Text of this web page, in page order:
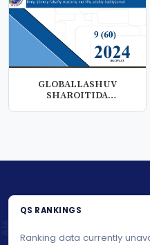
GLOBALLASHUV
SHAROITIDA
QS RANKINGS
Ranking data currently